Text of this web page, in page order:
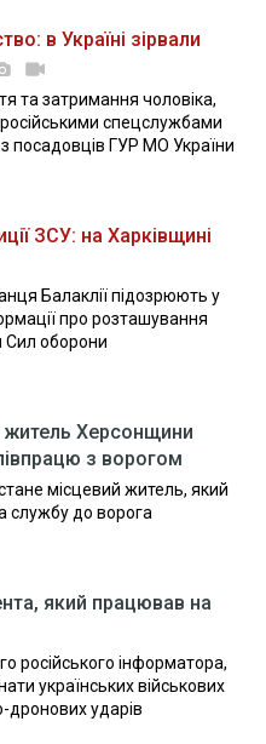
в Україні зірвали
та затримання чоловіка,
спецслужбами
посадовців ГУР МО України
ЗСУ: на Харківщині
Балаклії підозрюють у
про розташування
Сил оборони
житель Херсонщини
з ворогом
місцевий житель, який
службу до ворога
який працював на
російського інформатора,
українських військових
дронових ударів